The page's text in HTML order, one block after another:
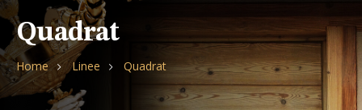
Quadrat
Home Linee Quadrat